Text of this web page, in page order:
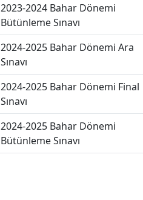
2023-2024 Bahar Dönemi
Bütünleme Sınavı
2024-2025 Bahar Dönemi Ara
Sınavı
2024-2025 Bahar Dönemi Final
Sınavı
2024-2025 Bahar Dönemi
Bütünleme Sınavı